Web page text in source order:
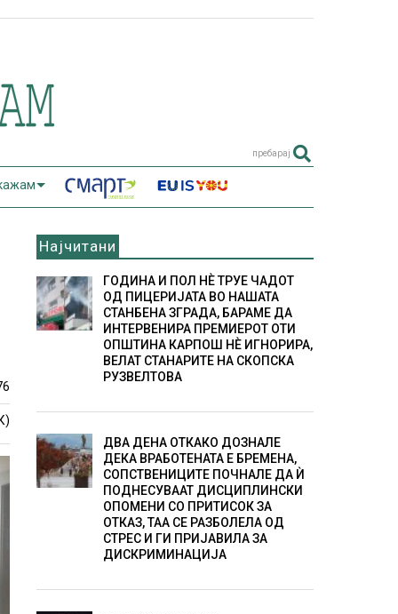
пребарај
Најчитани
ГОДИНА И ПОЛ НÈ ТРУЕ ЧАДОТ
ОД ПИЦЕРИЈАТА ВО НАШАТА
СТАНБЕНА ЗГРАДА, БАРАМЕ ДА
ИНТЕРВЕНИРА ПРЕМИЕРОТ ОТИ
ОПШТИНА КАРПОШ НÈ ИГНОРИРА,
ВЕЛАТ СТАНАРИТЕ НА СКОПСКА
РУЗВЕЛТОВА
ДВА ДЕНА ОТКАКО ДОЗНАЛЕ
ДЕКА ВРАБОТЕНАТА Е БРЕМЕНА,
СОПСТВЕНИЦИТЕ ПОЧНАЛЕ ДА Ѝ
ПОДНЕСУВААТ ДИСЦИПЛИНСКИ
ОПОМЕНИ СО ПРИТИСОК ЗА
ОТКАЗ, ТАА СЕ РАЗБОЛЕЛА ОД
СТРЕС И ГИ ПРИЈАВИЛА ЗА
ДИСКРИМИНАЦИЈА